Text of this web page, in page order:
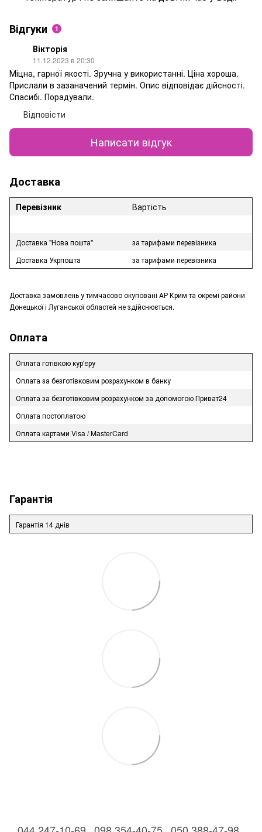
Відгуки 1
Вікторія
11.12.2023 в 20:30
Міцна, гарної якості. Зручна у використанні. Ціна хороша.
Прислали в зазаначений термін. Опис відповідає дійсності.
Спасибі. Порадували.
Відповісти
Написати відгук
Доставка
Перевізник Вартість
Доставка "Нова пошта"
за тарифами перевізника
Доставка Укрпошта
за тарифами перевізника
Доставка замовлень у тимчасово окуповані АР Крим та окремі райони
Донецької і Луганської областей не здійснюється.
Оплата
Оплата готівкою кур'єру
Оплата за безготівковим розрахунком в банку
Оплата за безготівковим розрахунком за допомогою Приват24
Оплата постоплатою
Оплата картами Visa / MasterCard
Гарантія
Гарантія 14 днів